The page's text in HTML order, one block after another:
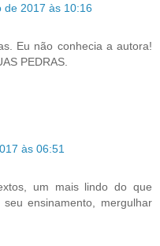
de 2017 às 10:16
Eu não conhecia a autora!
PEDRAS.
às 06:51
um mais lindo do que
ensinamento, mergulhar